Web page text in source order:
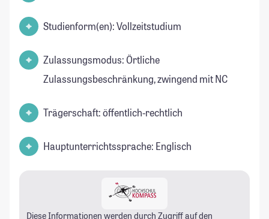
Studienform(en): Vollzeitstudium
Zulassungsmodus: Örtliche
Zulassungsbeschränkung, zwingend mit NC
Trägerschaft: öffentlich-rechtlich
Hauptunterrichtssprache: Englisch
Diese Informationen werden durch Zugriff auf den